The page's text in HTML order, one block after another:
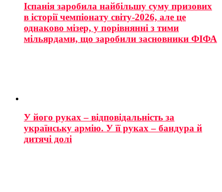
Іспанія заробила найбільшу суму призових
в історії чемпіонату світу-2026, але це
однаково мізер, у порівнянні з тими
мільярдами, що заробили засновники ФІФА
У його руках – відповідальність за
українську армію. У її руках – бандура й
дитячі долі